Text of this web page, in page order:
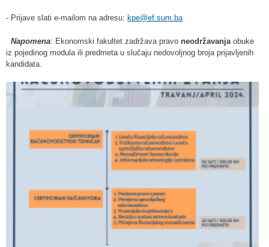
- Prijave slati e-mailom na adresu: kpe@ef.sum.ba
Napomena: Ekonomski fakultet zadržava pravo neodržavanjaobuke
iz pojedinog modula ili predmeta u slučaju nedovoljnog broja prijavljenih
kandidata.